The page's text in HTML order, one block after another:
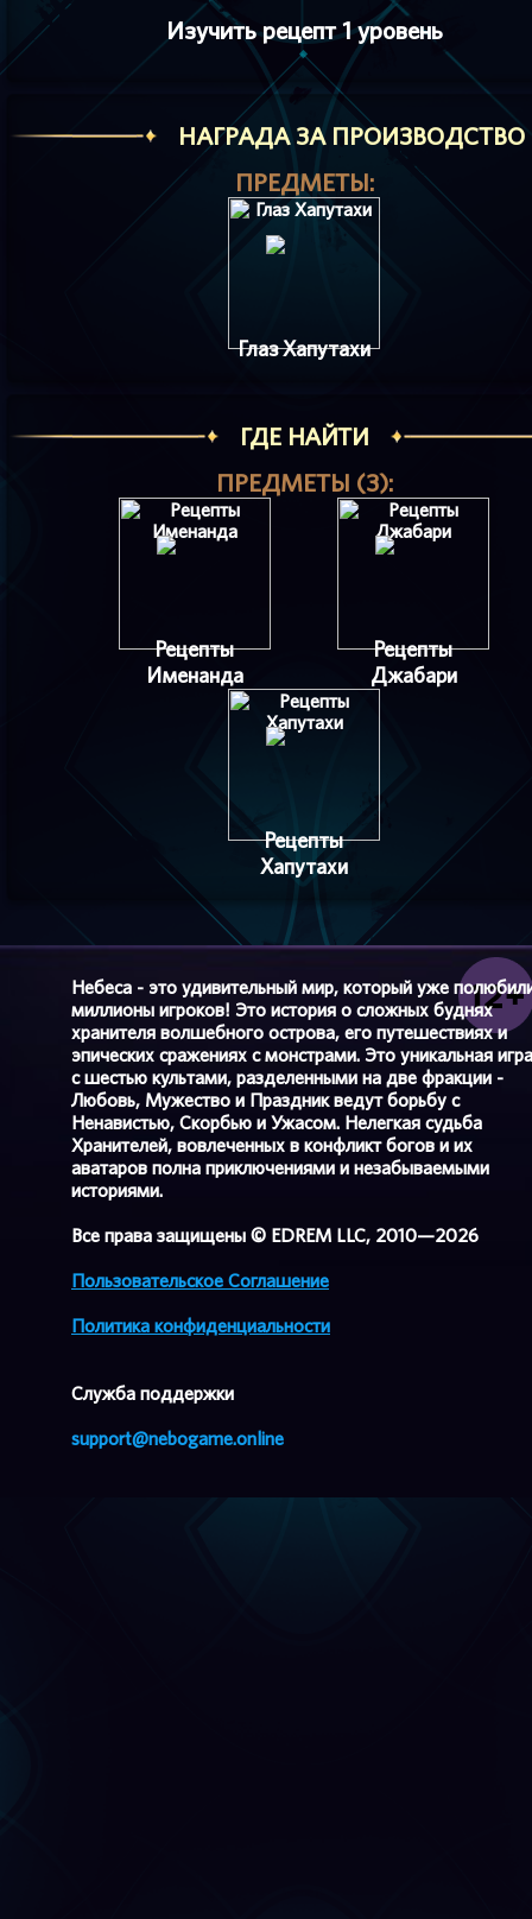
Изучить рецепт 1 уровень
HАГРАДА ЗА ПРОИЗВОДСТВО
ПРЕДМЕТЫ:
Глаз Хапутахи
ГДЕ НАЙТИ
ПРЕДМЕТЫ (3):
Рецепты
Именанда
Рецепты
Джабари
Рецепты
Хапутахи
Небеса - это удивительный мир, который уже
миллионы игроков! Это история о сложных буднях
хранителя волшебного острова, его путешествиях и
эпических сражениях с монстрами. Это уникальная игра
с шестью культами, разделенными на две фракции -
Любовь, Мужество и Праздник ведут борьбу с
Ненавистью, Скорбью и Ужасом. Нелегкая судьба
Хранителей, вовлеченных в конфликт богов и их
аватаров полна приключениями и незабываемыми
историями.
Все права защищены © EDREM LLC, 2010—2026
Пользовательское Соглашение
Политика конфиденциальности
Cлужба поддержки
support@nebogame.online